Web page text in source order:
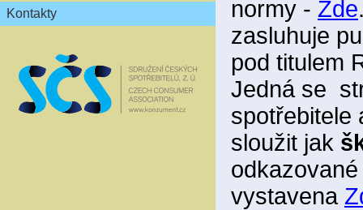
Kontakty
normy - Zde
zasluhuje
pod titulem
Jedná se
spotřebitele
sloužit jak
vystavena